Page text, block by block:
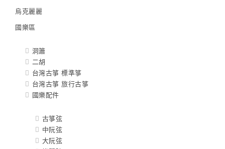
烏克麗麗
國樂區
洞簫
二胡
台灣古箏 標準箏
台灣古箏 旅行古箏
國樂配件
古箏弦
中阮弦
大阮弦